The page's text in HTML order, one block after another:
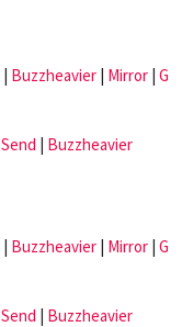
| Buzzheavier| Mirror| G
Send | Buzzheavier
| Buzzheavier| Mirror | G
Send | Buzzheavier